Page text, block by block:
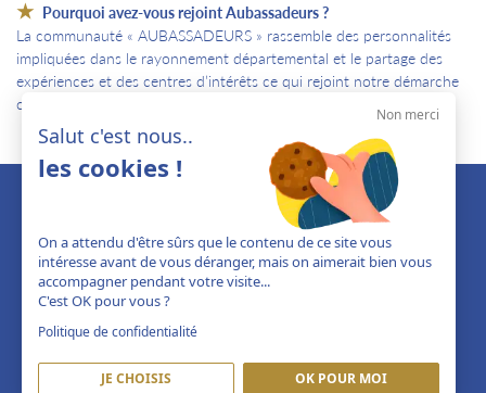
Pourquoi avez-vous rejoint Aubassadeurs ?
La communauté « AUBASSADEURS » rassemble des personnalités
impliquées dans le rayonnement départemental et le partage des
expériences et des centres d’intérêts ce qui rejoint notre démarche
culturelle.
Non merci
Salut c'est nous..
les cookies !
On a attendu d'être sûrs que le contenu de ce site vous
intéresse avant de vous déranger, mais on aimerait bien vous
accompagner pendant votre visite...
C'est OK pour vous ?
Politique de confidentialité
JE CHOISIS OK POUR MOI